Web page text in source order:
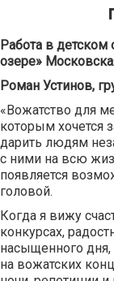
Работа в
озере»
Роман Устинов,
«Вожатство для
которым хочется
дарить людям
с ними на всю
появляется
головой.
Когда я вижу
конкурсах,
насыщенного
на вожатских